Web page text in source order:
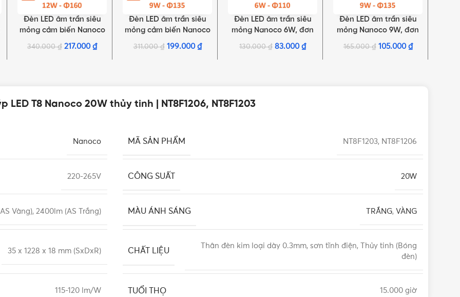
LỰA CHỌN TÙY CHỌN
Đèn LED âm trần siêu
mỏng cảm biến Nanoco
12W, đơn sắc | NSD126S,
NSD123S
340.000₫ 217.000 ₫
LỰA CHỌN TÙY CHỌN
Đèn LED âm trần siêu
mỏng cảm biến Nanoco
9W, đơn sắc | NSD096S,
NSD093S
311.000₫ 199.000 ₫
LỰA CHỌN TÙY CHỌN
Đèn LED âm trần siêu
mỏng Nanoco 6W, đơn
sắc | NSD0661, NSD0641,
NSD0631
130.000₫ 83.000 ₫
LỰA CHỌN TÙY CHỌN
Đèn LED âm trần siêu
mỏng Nanoco 9W, đơn
sắc | NSD0961, NSD0941,
NSD0931
165.000₫ 105.000 ₫
T8 Nanoco 20W thủy tinh | NT8F1206, NT8F1203
Nanoco MÃ SẢN PHẨM NT8F1203, NT8F1206
220-265V CÔNG SUẤT 20W
Vàng), 2400lm (AS Trắng) MÀU ÁNH SÁNG TRẮNG, VÀNG
35 x 1228 x 18 mm (SxDxR) CHẤT LIỆU
Thân đèn kim loại dày 0.3mm, sơn tĩnh điện, Thủy tinh (Bóng
đèn)
115-120 lm/W TUỔI THỌ 15.000 giờ